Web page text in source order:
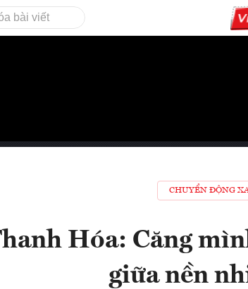
CHUYỂN ĐỘNG
Hóa: Căng
giữa nền